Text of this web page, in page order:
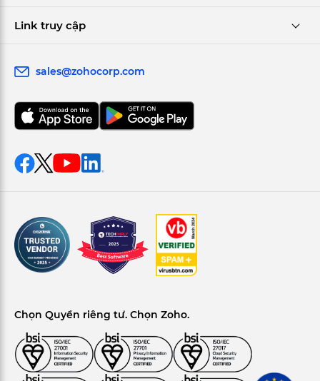
Link truy cập
sales@zohocorp.com
Chọn Quyền riêng tư. Chọn Zoho.